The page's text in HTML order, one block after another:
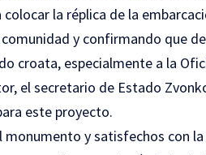
la réplica de la
y confirmando que
croata, especialmente a la
el secretario de Estado
este proyecto.
monumento y satisfechos con